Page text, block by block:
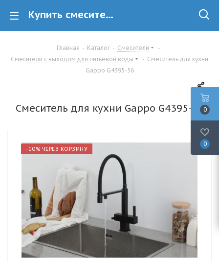
Купить смеситель для кухни Gappo G4395-56 для фильтра в Минске
Главная - Каталог - Смесители
-
Смесители с выходом для питьевой воды
- Смеситель для кухни
Gappo G4395-56
Смеситель для кухни Gappo G4395-56
-10% ЧЕРЕЗ КОРЗИНУ
0
0